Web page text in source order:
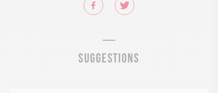
Suggestions